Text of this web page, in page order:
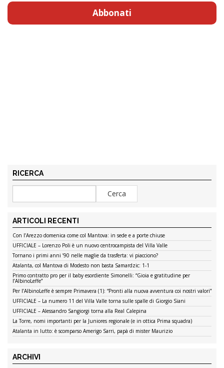
Abbonati
RICERCA
ARTICOLI RECENTI
Con l’Arezzo domenica come col Mantova: in sede e a porte chiuse
UFFICIALE – Lorenzo Poli è un nuovo centrocampista del Villa Valle
Tornano i primi anni ’90 nelle maglie da trasferta: vi piacciono?
Atalanta, col Mantova di Modesto non basta Samardzic: 1-1
Primo contratto pro per il baby esordiente Simonelli: “Gioia e gratitudine per
l’AlbinoLeffe”
Per l’AlbinoLeffe è sempre Primavera (1): “Pronti alla nuova avventura coi nostri valori”
UFFICIALE – La numero 11 del Villa Valle torna sulle spalle di Giorgio Siani
UFFICIALE – Alessandro Sangiorgi torna alla Real Calepina
La Torre, nomi importanti per la Juniores regionale (e in ottica Prima squadra)
Atalanta in lutto: è scomparso Amerigo Sarri, papà di mister Maurizio
ARCHIVI